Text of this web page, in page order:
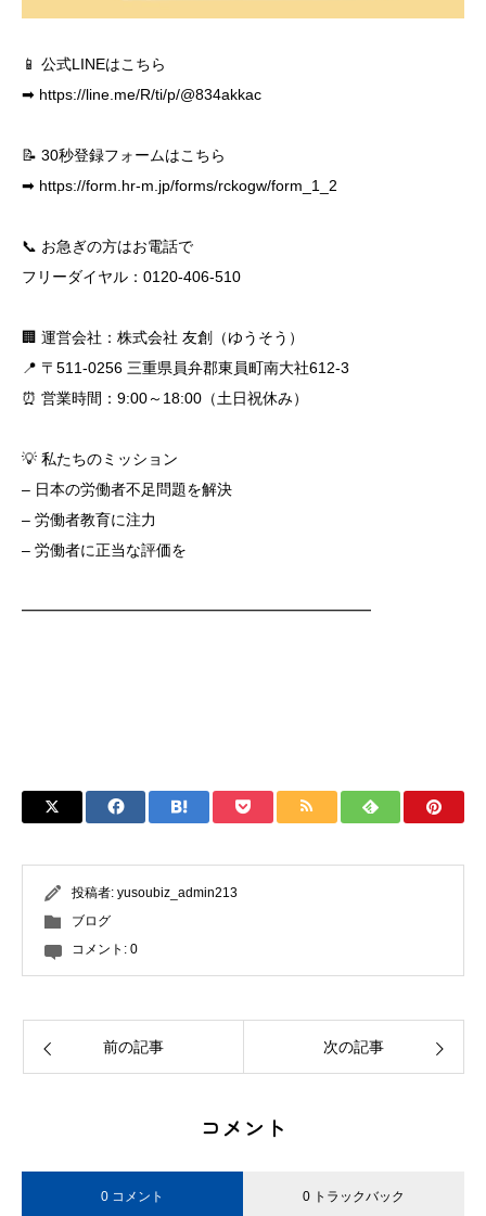
📱 公式LINEはこちら
➡ https://line.me/R/ti/p/@834akkac
📝 30秒登録フォームはこちら
➡ https://form.hr-m.jp/forms/rckogw/form_1_2
📞 お急ぎの方はお電話で
フリーダイヤル：0120-406-510
🏢 運営会社：株式会社 友創（ゆうそう）
📍 〒511-0256 三重県員弁郡東員町南大社612-3
⏰ 営業時間：9:00～18:00（土日祝休み）
💡 私たちのミッション
– 日本の労働者不足問題を解決
– 労働者教育に注力
– 労働者に正当な評価を
━━━━━━━━━━━━━━━━━━━━━━━
投稿者: yusoubiz_admin213
ブログ
コメント: 0
前の記事 次の記事
コメント
0 コメント 0 トラックバック